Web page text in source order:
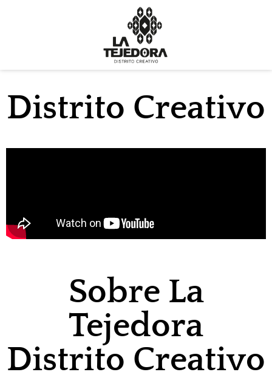
Distrito Creativo
Sobre La
Tejedora
Distrito Creativo